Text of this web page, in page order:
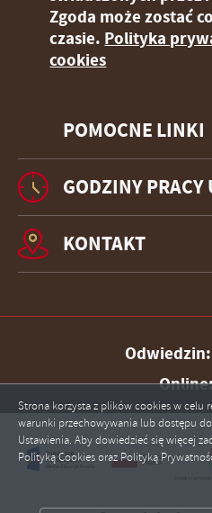
POMOCNE LINKI
Zgoda może zostać
czasie. Polityka
cookies
GODZINY PRACY
KONTAKT
Strona korzysta z plików cookies w celu
warunki przechowywania lub dostępu
Ustawienia. Aby dowiedzieć się więcej
Polityką Cookies oraz PolitykąZAPISZ